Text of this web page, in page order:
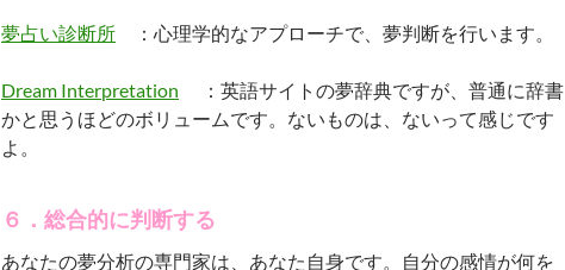
夢占い診断所 ：心理学的なアプローチで、夢判断を行います。
Dream Interpretation ：英語サイトの夢辞典ですが、普通に辞書
かと思うほどのボリュームです。ないものは、ないって感じです
よ。
６．総合的に判断する
あなたの夢分析の専門家は、あなた自身です。自分の感情が何を